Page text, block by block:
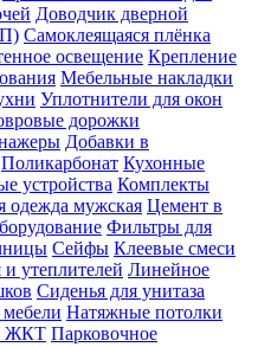
Доводчик дверной
Самоклеящаяся плёнка
освещение Крепление
Мебельные накладки
Уплотнители для окон
дорожки
Добавки в
Поликарбонат Кухонные
устройства Комплекты
одежда мужская Цемент в
Фильтры для
Сейфы Клеевые смеси
утеплителей Линейное
Сиденья для унитаза
Натяжные потолки
ЖКТ Парковочное